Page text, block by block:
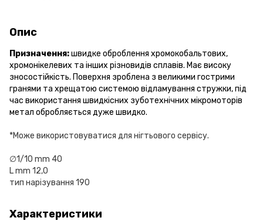
Опис
Призначення:швидке оброблення хромокобальтових,
хромонікелевих та інших різновидів сплавів. Має високу
зносостійкість. Поверхня зроблена з великими гострими
гранями та хрещатою системою відламування стружки, під
час використання швидкісних зуботехнічних мікромоторів
метал обробляється дуже швидко.
*Може використовуватися для нігтьового сервісу.
∅1/10 mm 40
L mm 12,0
тип нарізування 190
Характеристики